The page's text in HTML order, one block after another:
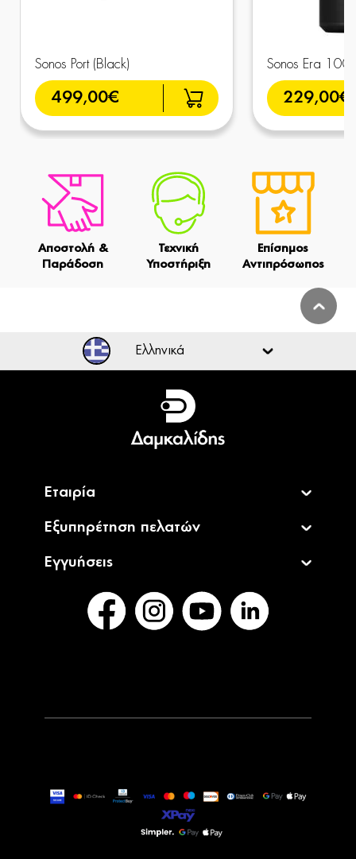
Sonos Port (Black)
499,00€
Sonos Era 100
229,00€
Αποστολή &
Παράδοση
Τεχνική
Υποστήριξη
Επίσημος
Αντιπρόσωπος
Ελληνικά
Ελληνικά
English
Εταιρία
Εξυπηρέτηση πελατών
Εγγυήσεις